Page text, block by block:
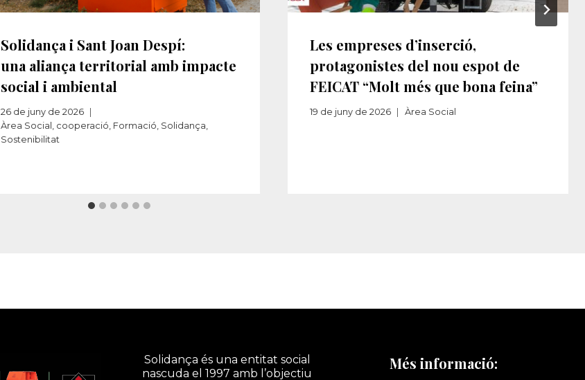
Solidança i Sant Joan Despí:
una aliança territorial amb impacte
social i ambiental
26 de juny de 2026
Àrea Social , cooperació, Formació, Solidança,
Sostenibilitat
Les empreses d’inserció,
protagonistes del nou espot de
FEICAT “Molt més que bona feina”
19 de juny de 2026 Àrea Social
Solidança és una entitat social
nascuda el 1997 amb l’objectiu
Més informació: